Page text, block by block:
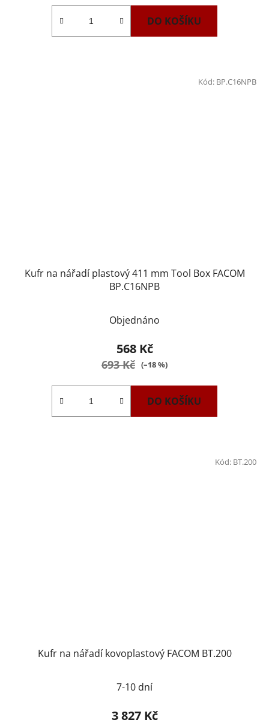
DO KOŠÍKU
Kufr na nářadí plastový 411 mm Tool Box FACOM
BP.C16NPB
Objednáno
568 Kč
693 Kč (–18 %)
DO KOŠÍKU
Kód: BP.C16NPB
Kufr na nářadí kovoplastový FACOM BT.200
7-10 dní
3 827 Kč
Kód: BT.200